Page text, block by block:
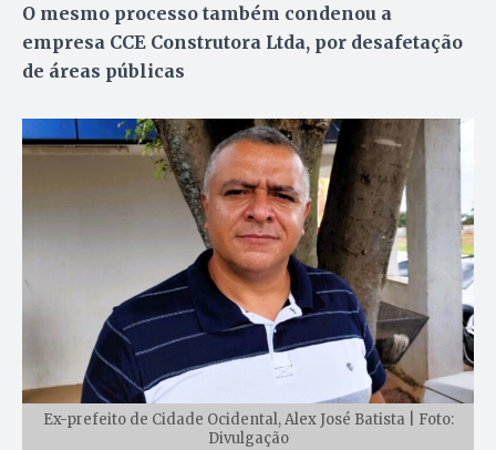
O mesmo processo também condenou a
empresa CCE Construtora Ltda, por desafetação
de áreas públicas
Ex-prefeito de Cidade Ocidental, Alex José Batista | Foto:
Divulgação